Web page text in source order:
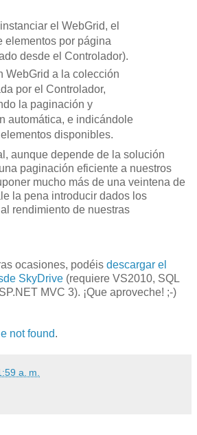
el WebGrid, el
elementos por página
desde el Controlador).
WebGrid a la colección
por el Controlador,
la paginación y
automática, e indicándole
disponibles.
aunque depende de la solución
paginación eficiente a nuestros
mucho más de una veintena de
la pena introducir dados los
rendimiento de nuestras
ocasiones, podéis descargar el
SkyDrive (requiere VS2010, SQL
MVC 3). ¡Que aproveche! ;-)
not found.
a. m.